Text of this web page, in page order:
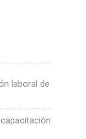
laboral de